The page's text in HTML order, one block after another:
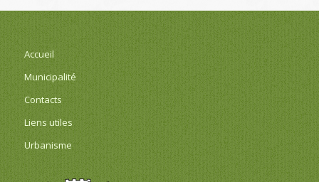
Accueil
Municipalité
Contacts
Liens utiles
Urbanisme